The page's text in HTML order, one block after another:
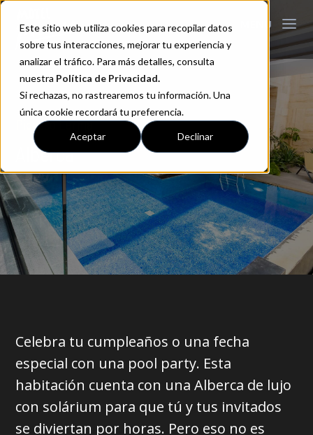
Este sitio web utiliza cookies para recopilar datos
sobre tus interacciones, mejorar tu experiencia y
analizar el tráfico. Para más detalles, consulta
nuestra Política de Privacidad.
Si rechazas, no rastrearemos tu información. Una
única cookie recordará tu preferencia.
Aceptar Declinar
Picasso Lerma
Alberca
Celebra tu cumpleaños o una fecha
especial con una pool party. Esta
habitación cuenta con una Alberca de lujo
con solárium para que tú y tus invitados
se diviertan por horas. Pero eso no es